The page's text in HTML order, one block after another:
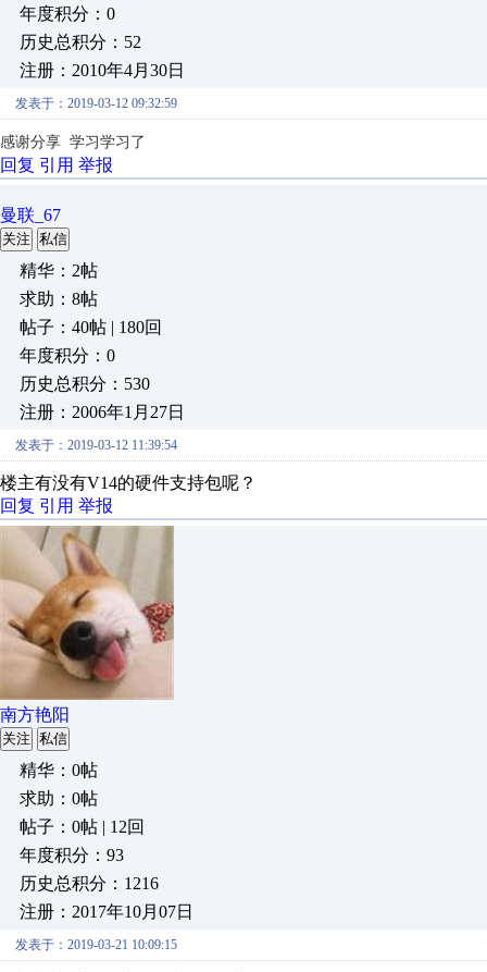
年度积分：0
历史总积分：52
注册：2010年4月30日
发表于：2019-03-12 09:32:59
感谢分享 学习学习了
回复 引用 举报
曼联_67
关注 私信
精华：2帖
求助：8帖
帖子：40帖 | 180回
年度积分：0
历史总积分：530
注册：2006年1月27日
发表于：2019-03-12 11:39:54
楼主有没有V14的硬件支持包呢？
回复 引用 举报
南方艳阳
关注 私信
精华：0帖
求助：0帖
帖子：0帖 | 12回
年度积分：93
历史总积分：1216
注册：2017年10月07日
发表于：2019-03-21 10:09:15